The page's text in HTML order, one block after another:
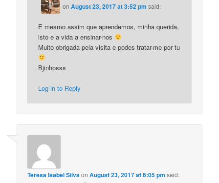
onAugust 23, 2017 at 3:52 pm said:
E mesmo assim que aprendemos, minha querida,
isto e a vida a ensinar-nos
Muito obrigada pela visita e podes tratar-me por tu
Bjinhosss
Log in to Reply
Teresa Isabel SilvaonAugust 23, 2017 at 6:05 pm said: